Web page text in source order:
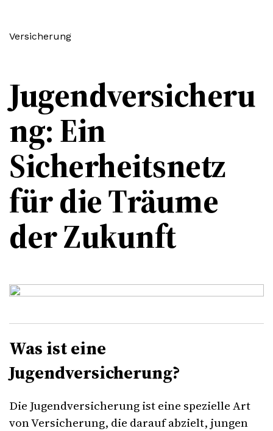
Jugendversicheru
ng: Ein
Sicherheitsnetz
für die Träume
der Zukunft
Versicherung
Was ist eine
Jugendversicherung?
Die Jugendversicherung ist eine spezielle Art
von Versicherung, die darauf abzielt, jungen